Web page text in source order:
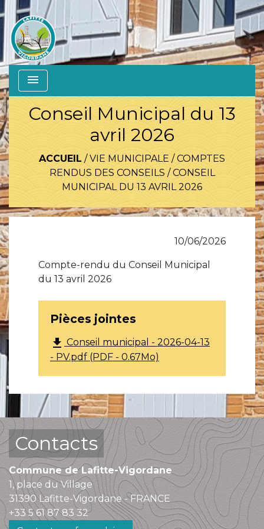
menu
Conseil Municipal du 13
avril 2026
ACCUEIL /VIE MUNICIPALE /COMPTES
RENDUS DES CONSEILS /CONSEIL
MUNICIPAL DU 13 AVRIL 2026
10/06/2026
Compte-rendu du Conseil Municipal
du 13 avril 2026
Pièces jointes
file_download Conseil municipal - 2026-04-13
- PV.pdf (PDF - 0.67Mo)
Contacts
Commune de Lafitte-Vigordane
1, place du Village
31390 Lafitte-Vigordane - FRANCE
+33 5 61 87 83 32